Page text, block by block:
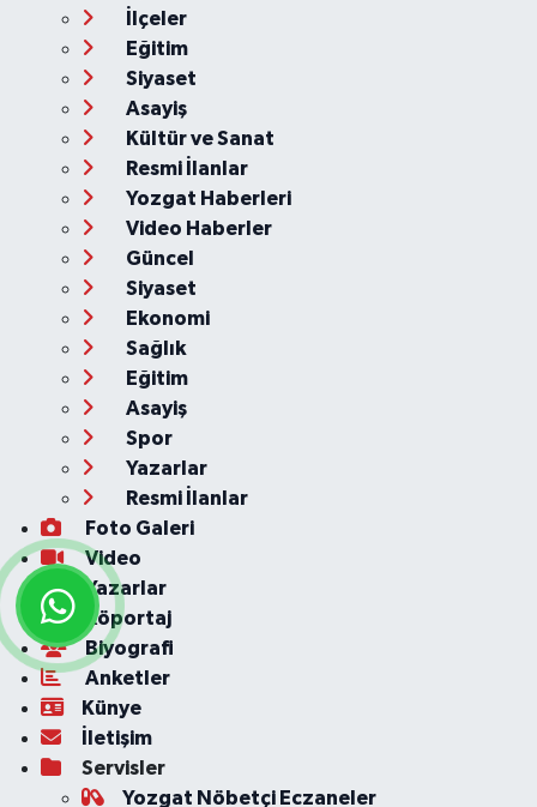
İlçeler
Eğitim
Siyaset
Asayiş
Kültür ve Sanat
Resmi İlanlar
Yozgat Haberleri
Video Haberler
Güncel
Siyaset
Ekonomi
Sağlık
Eğitim
Asayiş
Spor
Yazarlar
Resmi İlanlar
Foto Galeri
Video
Yazarlar
Röportaj
Biyografi
Anketler
Künye
İletişim
Servisler
Yozgat Nöbetçi Eczaneler